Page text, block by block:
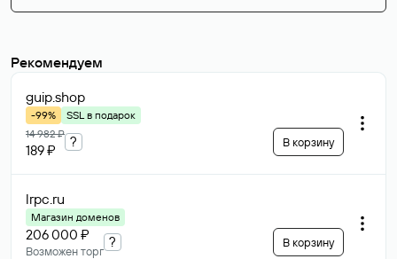
Рекомендуем
guip.shop
-99%
SSL в подарок
14 982 ₽
189 ₽
? В корзину
lrpc.ru
Магазин доменов
206 000 ₽
Возможен торг
? В корзину